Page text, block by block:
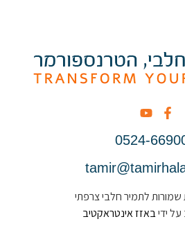
0524-
שמורות לתמיר חלבי צרפתי
ידיבאזז אינטראקטיב